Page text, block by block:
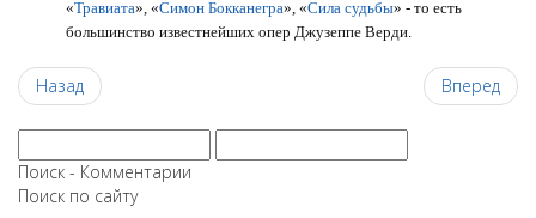
«Травиата», «Симон Бокканегра», «Сила судьбы» - то есть
большинство известнейших опер Джузеппе Верди.
Назад Вперед
Поиск - Комментарии
Поиск по сайту